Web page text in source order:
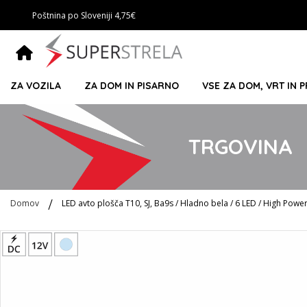
Poštnina po Sloveniji 4,75€
ZA VOZILA ZA DOM IN PISARNO VSE ZA DOM, VRT IN
TRGOVINA
Domov LED avto plošča T10, SJ, Ba9s / Hladno bela / 6 LED / High
Preskoči
na